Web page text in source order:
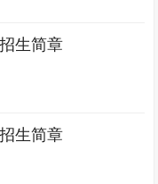
生简章
生简章